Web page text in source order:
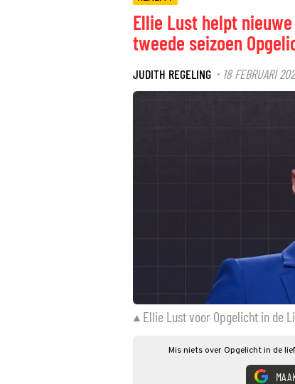
Ellie Lust helpt
tweede seizoen
JUDITH REGELING · 18 FEBRUARI
Ellie Lust voor Opgelicht in de
Mis niets over Opgelicht in de